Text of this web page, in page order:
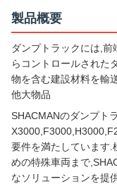
製品概要
ダンプトラックには,
らコントロールされた
物を含む建設材料を輸
他大物品
SHACMANのダンプト
要件を満たしています.
めの特殊車両まで
なソリューションを提